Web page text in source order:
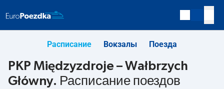
Расписание Вокзалы Поезда
PKP Międzyzdroje – Wałbrzych
Główny. Расписание поездов